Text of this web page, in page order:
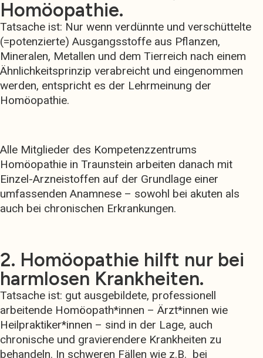
Homöopathie.
Tatsache ist: Nur wenn verdünnte und verschüttelte
(=potenzierte) Ausgangsstoffe aus Pflanzen,
Mineralen, Metallen und dem Tierreich nach einem
Ähnlichkeitsprinzip verabreicht und eingenommen
werden, entspricht es der Lehrmeinung der
Homöopathie.
Alle Mitglieder des Kompetenzzentrums
Homöopathie in Traunstein arbeiten danach mit
Einzel-Arzneistoffen auf der Grundlage einer
umfassenden Anamnese – sowohl bei akuten als
auch bei chronischen Erkrankungen.
2. Homöopathie hilft nur bei
harmlosen Krankheiten.
Tatsache ist: gut ausgebildete, professionell
arbeitende Homöopath*innen – Ärzt*innen wie
Heilpraktiker*innen – sind in der Lage, auch
chronische und gravierendere Krankheiten zu
behandeln. In schweren Fällen wie z.B. bei